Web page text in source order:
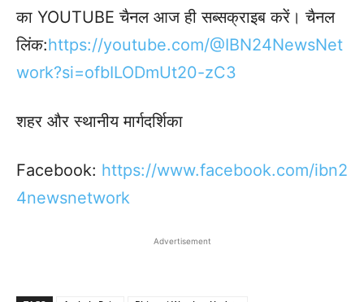
का YOUTUBE चैनल आज ही सब्सक्राइब करें। चैनल
लिंक:https://youtube.com/@IBN24NewsNet
work?si=ofbILODmUt20-zC3
शहर और स्थानीय मार्गदर्शिका
Facebook: https://www.facebook.com/ibn2
4newsnetwork
Advertisement